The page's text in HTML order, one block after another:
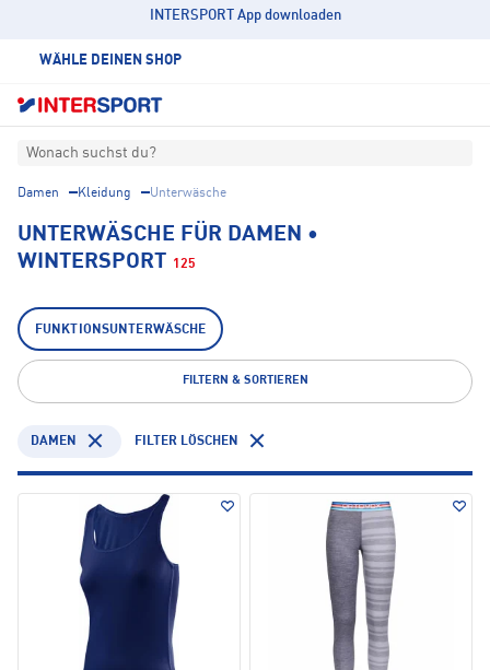
INTERSPORT App downloaden
WÄHLE DEINEN SHOP
Wonach suchst du?
Damen Kleidung Unterwäsche
UNTERWÄSCHE FÜR DAMEN •
WINTERSPORT
125
FUNKTIONSUNTERWÄSCHE
FILTERN & SORTIEREN
DAMEN FILTER LÖSCHEN